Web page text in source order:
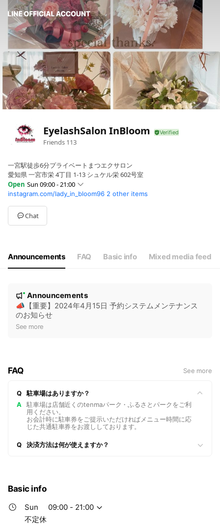
EyelashSalon InBloom
Friends 113
一宮駅徒歩6分プライベートまつエクサロン
愛知県 一宮市栄 4丁目 1-13 シュケル栄 602号室
Open Sun 09:00 - 21:00
Sun09:00 - 21:00
Mon09:00 - 21:00
Tue09:00 - 21:00
Wed09:00 - 21:00
不定休
instagram.com/lady_in_bloom96 2 other items
Chat
Announcements FAQ Basic info Mixed media feed
New
Announcements
📣【重要】2024年4月15日 予約システムメンテナンス
のお知らせ
See more
FAQ See more
Q
駐車場はありますか？
A
駐車場は店舗近くのtenmaパーク・ふるさとパークをご利
用ください。
お会計時に駐車券をご提示いただければメニュー時間に応
じた共通駐車券をお渡ししております。
Q 決済方法は何が使えますか？
Basic info
Sun
09:00 - 21:00
不定休